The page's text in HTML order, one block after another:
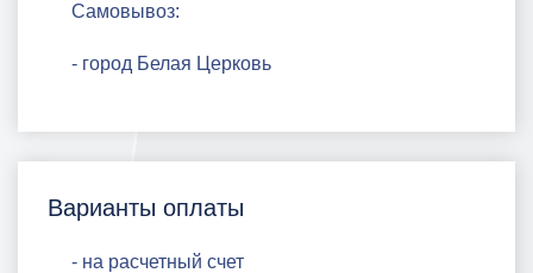
Самовывоз:
- город Белая Церковь
Варианты оплаты
- на расчетный счет